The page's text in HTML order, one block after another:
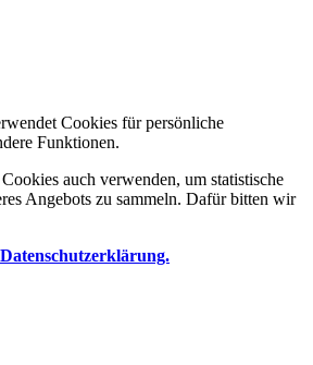
Cookies für persönliche
Funktionen.
auch verwenden, um statistische
Angebots zu sammeln. Dafür bitten wir